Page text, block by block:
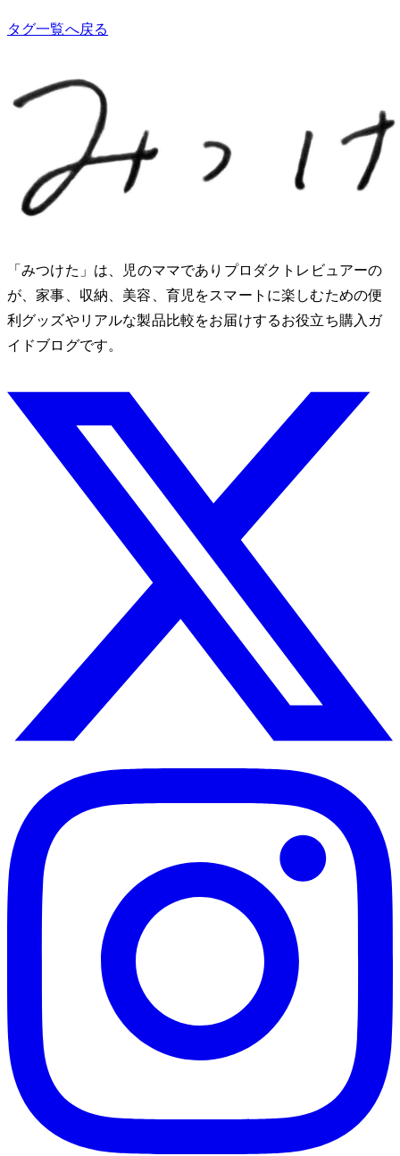
タグ一覧へ戻る
「みつけた」は、2児のママでありプロダクトレビュアーのMio
が、家事、収納、美容、育児をスマートに楽しむための便
利グッズやリアルな製品比較をお届けするお役立ち購入ガ
イドブログです。